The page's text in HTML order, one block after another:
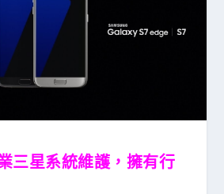
三星系統維護，擁有行